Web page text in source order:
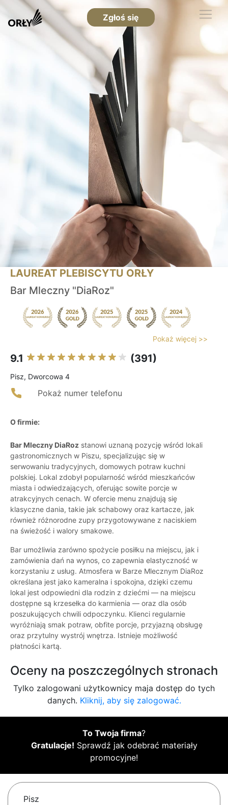
Zgłoś się
LAUREAT PLEBISCYTU ORŁY
Bar Mleczny "DiaRoz"
Pokaż więcej >>
9.1 (391)
Pisz, Dworcowa 4
Pokaż numer telefonu
O firmie:
Bar Mleczny DiaRoz stanowi uznaną pozycję wśród lokali
gastronomicznych w Piszu, specjalizując się w
serwowaniu tradycyjnych, domowych potraw kuchni
polskiej. Lokal zdobył popularność wśród mieszkańców
miasta i odwiedzających, oferując sowite porcje w
atrakcyjnych cenach. W ofercie menu znajdują się
klasyczne dania, takie jak schabowy oraz kartacze, jak
również różnorodne zupy przygotowywane z naciskiem
na świeżość i walory smakowe.
Bar umożliwia zarówno spożycie posiłku na miejscu, jak i
zamówienia dań na wynos, co zapewnia elastyczność w
korzystaniu z usług. Atmosfera w Barze Mlecznym DiaRoz
określana jest jako kameralna i spokojna, dzięki czemu
lokal jest odpowiedni dla rodzin z dziećmi — na miejscu
dostępne są krzesełka do karmienia — oraz dla osób
poszukujących chwili odpoczynku. Klienci regularnie
wyróżniają smak potraw, obfite porcje, przyjazną obsługę
oraz przytulny wystrój wnętrza. Istnieje możliwość
płatności kartą.
Oceny na poszczególnych stronach
Tylko zalogowani użytkownicy maja dostęp do tych
danych. Kliknij, aby się zalogować.
To Twoja firma?
Gratulacje! Sprawdź jak odebrać materiały
promocyjne!
Pisz